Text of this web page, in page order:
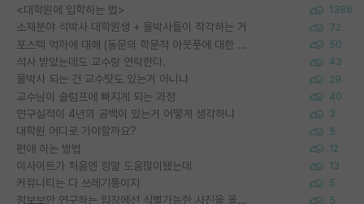
<대학원에 입학하는 법> 1388
소재분야 석박사 대학원생 + 물박사들이 착각하는 거 72
포스텍 억까에 대해 (동문의 학문적 아웃풋에 대한 반박) 50
석사 받았는데도 교수랑 연락한다. 43
물박사 되는 건 교수탓도 있는거 아니냐 29
교수님이 슬럼프에 빠지게 되는 과정 40
연구실적이 4년의 공백이 있는거 어떻게 생각하냐 3
대학원 어디로 가야할까요? 5
편애 하는 방법 12
이사이트가 처음엔 정말 도움많이됐는데 13
커뮤니티는 다 쓰레기통이지 5
정보보안 연구하는 입장에선 식별가능한 사진을 올리는건 비추이긴함 5